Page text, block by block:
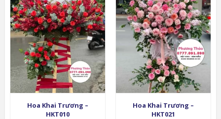
Hoa Khai Trương –
HKT010
Hoa Khai Trương –
HKT021